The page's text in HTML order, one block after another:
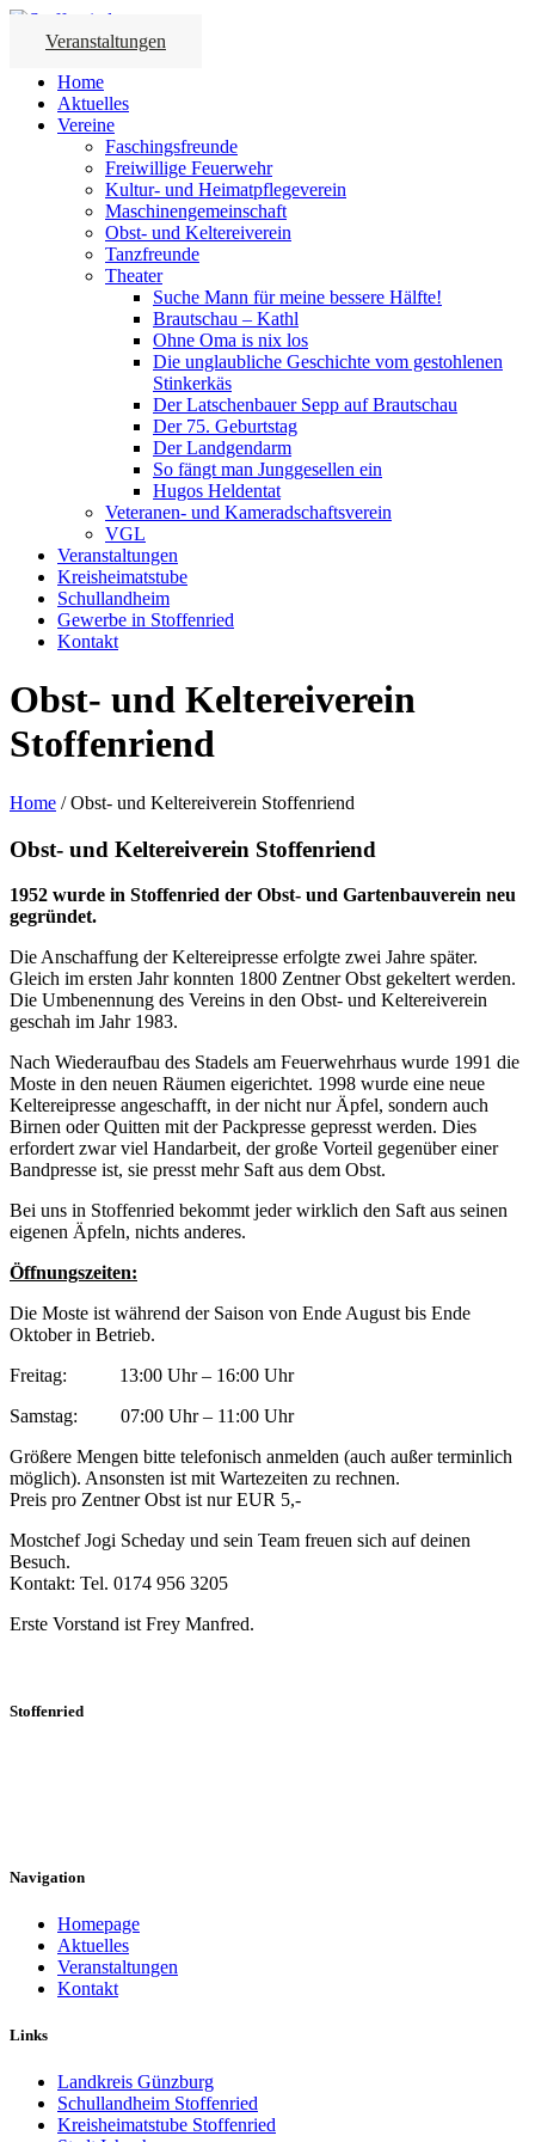
Veranstaltungen
Home
Aktuelles
Vereine
Faschingsfreunde
Freiwillige Feuerwehr
Kultur- und Heimatpflegeverein
Maschinengemeinschaft
Obst- und Keltereiverein
Tanzfreunde
Theater
Suche Mann für meine bessere Hälfte!
Brautschau – Kathl
Ohne Oma is nix los
Die unglaubliche Geschichte vom gestohlenen
Stinkerkäs
Der Latschenbauer Sepp auf Brautschau
Der 75. Geburtstag
Der Landgendarm
So fängt man Junggesellen ein
Hugos Heldentat
Veteranen- und Kameradschaftsverein
VGL
Veranstaltungen
Kreisheimatstube
Schullandheim
Gewerbe in Stoffenried
Kontakt
Obst- und Keltereiverein
Stoffenriend
Home / Obst- und Keltereiverein Stoffenriend
Obst- und Keltereiverein Stoffenriend
1952 wurde in Stoffenried der Obst- und Gartenbauverein neu
gegründet.
Die Anschaffung der Keltereipresse erfolgte zwei Jahre später.
Gleich im ersten Jahr konnten 1800 Zentner Obst gekeltert werden.
Die Umbenennung des Vereins in den Obst- und Keltereiverein
geschah im Jahr 1983.
Nach Wiederaufbau des Stadels am Feuerwehrhaus wurde 1991 die
Moste in den neuen Räumen eigerichtet. 1998 wurde eine neue
Keltereipresse angeschafft, in der nicht nur Äpfel, sondern auch
Birnen oder Quitten mit der Packpresse gepresst werden. Dies
erfordert zwar viel Handarbeit, der große Vorteil gegenüber einer
Bandpresse ist, sie presst mehr Saft aus dem Obst.
Bei uns in Stoffenried bekommt jeder wirklich den Saft aus seinen
eigenen Äpfeln, nichts anderes.
Öffnungszeiten:
Die Moste ist während der Saison von Ende August bis Ende
Oktober in Betrieb.
Freitag: 13:00 Uhr – 16:00 Uhr
Samstag: 07:00 Uhr – 11:00 Uhr
Größere Mengen bitte telefonisch anmelden (auch außer terminlich
möglich). Ansonsten ist mit Wartezeiten zu rechnen.
Preis pro Zentner Obst ist nur EUR 5,-
Mostchef Jogi Scheday und sein Team freuen sich auf deinen
Besuch.
Kontakt: Tel. 0174 956 3205
Erste Vorstand ist Frey Manfred.
Stoffenried
Navigation
Homepage
Aktuelles
Veranstaltungen
Kontakt
Links
Landkreis Günzburg
Schullandheim Stoffenried
Kreisheimatstube Stoffenried